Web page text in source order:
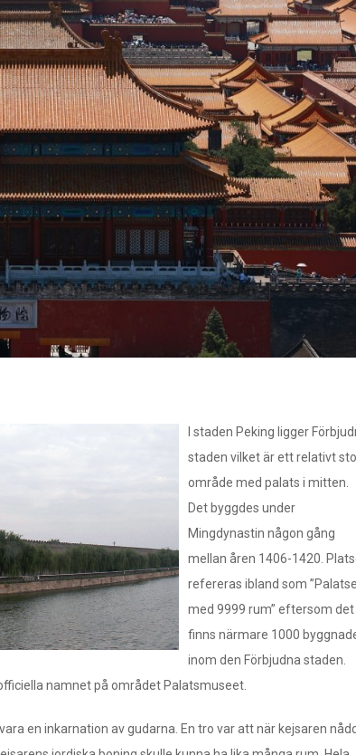
I staden Peking ligger
staden vilket är ett relativt
område med palats i mitten.
Det byggdes under
Mingdynastin någon gång
mellan åren 1406-1420.
refereras ibland som
med 9999 rum” eftersom det
finns närmare 1000
inom den Förbjudna staden.
namnet på området Palatsmuseet.
en inkarnation av gudarna. En tro var att när kejsaren